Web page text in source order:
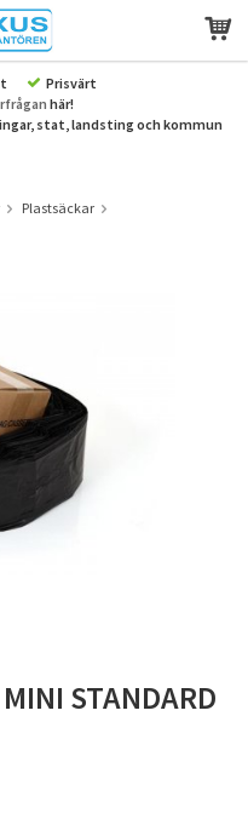
i varukorgen
Prisvärt
här!
stat, landsting och kommun
Plastsäckar
STANDARD